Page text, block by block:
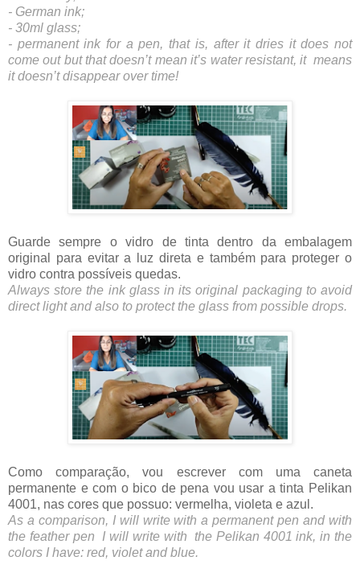
- German ink;
- 30ml glass;
- permanent ink for a pen, that is, after it dries it does not
come out but that doesn’t mean it’s water resistant, it means
it doesn’t disappear over time!
Guarde sempre o vidro de tinta dentro da embalagem
original para evitar a luz direta e também para proteger o
vidro contra possíveis quedas.
Always store the ink glass in its original packaging to avoid
direct light and also to protect the glass from possible drops.
Como comparação, vou escrever com uma caneta
permanente e com o bico de pena vou usar a tinta Pelikan
4001, nas cores que possuo: vermelha, violeta e azul.
As a comparison, I will write with a permanent pen and with
the feather pen I will write with the Pelikan 4001 ink, in the
colors I have: red, violet and blue.